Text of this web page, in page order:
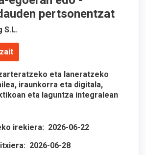
pertsonentzat
S.L.
eta laneratzeko
iraunkorra eta digitala,
eta laguntza integralean
irekiera: 2026-06-22
2026-06-28